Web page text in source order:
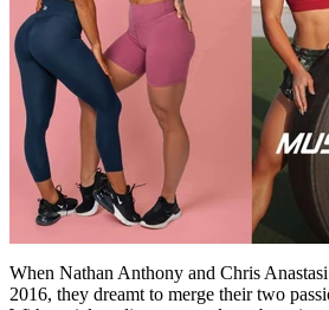
When Nathan Anthony and Chris Anastasi
2016, they dreamt to merge their two